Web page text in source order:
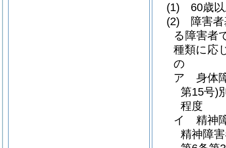
(1)
60歳
(2)
障害
る障害者
種類に応
の
ア
身体
第15号)
程度
イ
精神
精神障